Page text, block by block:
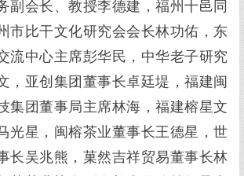
副会长、教授李德建，福州十邑同
市比干文化研究会会长林功佑，东
流中心主席彭华民，中华老子研究
，亚创集团董事长卓廷堤，福建闽
集团董事局主席林海，福建榕星文
光星，闽榕茶业董事长王德星，世
长吴兆熊，菓然吉祥贸易董事长林